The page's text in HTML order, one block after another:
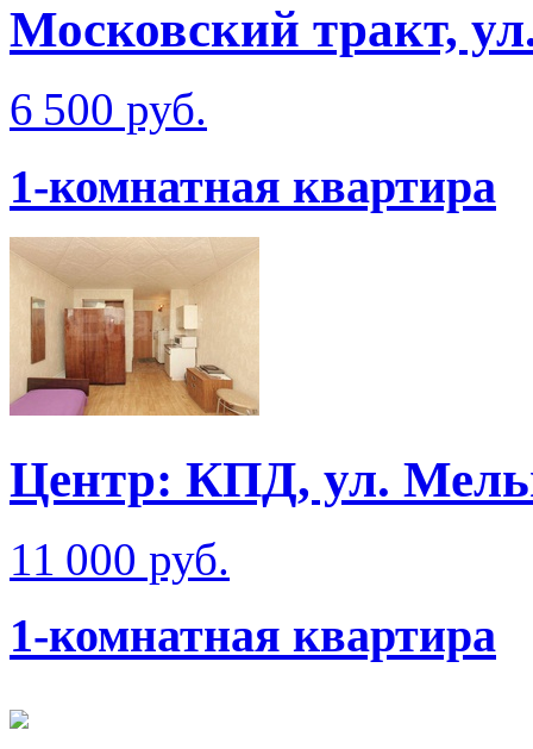
Московский тракт,
6 500 руб.
1-комнатная квартира
Центр: КПД, ул.
11 000 руб.
1-комнатная квартира